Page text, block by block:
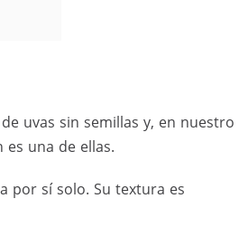
uvas sin semillas y, en nuestro
es una de ellas.
por sí solo. Su textura es